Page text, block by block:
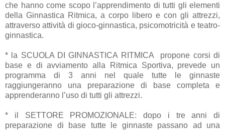
che hanno come scopo l’apprendimento di tutti gli elementi
della Ginnastica Ritmica, a corpo libero e con gli attrezzi,
attraverso attività di gioco-ginnastica, psicomotricità e teatro-
ginnastica.
* la SCUOLA DI GINNASTICA RITMICA propone corsi di
base e di avviamento alla Ritmica Sportiva, prevede un
programma di 3 anni nel quale tutte le ginnaste
raggiungeranno una preparazione di base completa e
apprenderanno l’uso di tutti gli attrezzi.
* il SETTORE PROMOZIONALE: dopo i tre anni di
preparazione di base tutte le ginnaste passano ad una